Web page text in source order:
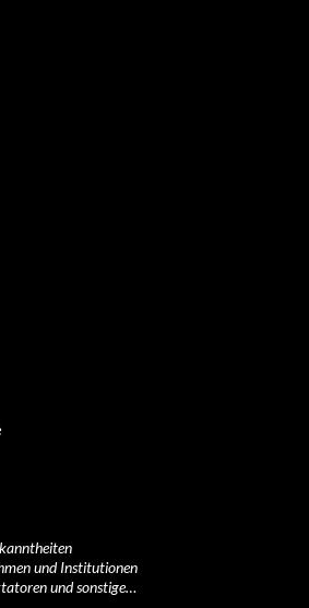
und Institutionen
und sonstige…